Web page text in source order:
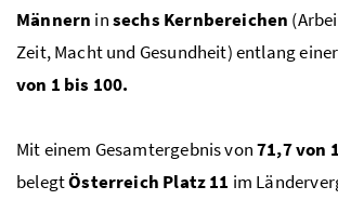
Männern insechs Kernbereichen
Zeit, Macht und Gesundheit) entlang einer
von 1 bis 100.
Mit einem Gesamtergebnis von71,7 von
belegtÖsterreich Platz 11 im